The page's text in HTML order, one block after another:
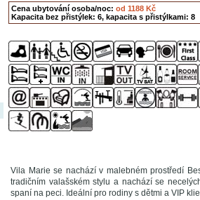
Cena ubytování osoba/noc: od 1188 Kč
Kapacita bez přistýlek: 6, kapacita s přistýlkami: 8
Vila Marie se nachází v malebném prostředí
tradičním valašském stylu a nachází se
spaní na peci. Ideální pro rodiny s dětmi a VIP